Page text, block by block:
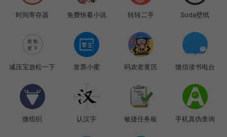
时间寄存器 免费快看小说 转转二手 Soda壁纸
减压宝放松一下 发票小蜜 码农老黄历 微信读书电台
微组织 认汉字 敏捷任务板 手机真伪查询